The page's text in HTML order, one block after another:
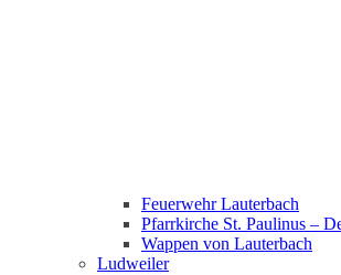
Feuerwehr Lauterbach
Pfarrkirche St. Paulinus –
Wappen von Lauterbach
Ludweiler